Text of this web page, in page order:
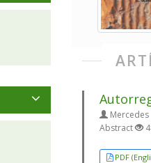
Abstract
PDF